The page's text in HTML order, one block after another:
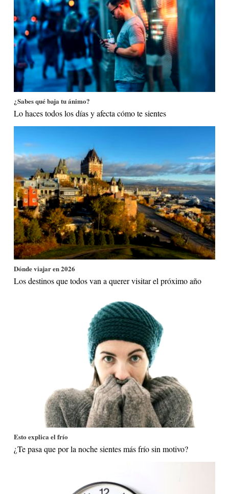
¿Sabes qué baja tu ánimo?
Lo haces todos los días y afecta cómo te sientes
Dónde viajar en 2026
Los destinos que todos van a querer visitar el próximo año
Esto explica el frío
¿Te pasa que por la noche sientes más frío sin motivo?